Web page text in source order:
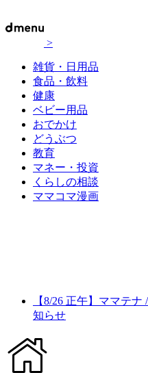
>
雑貨・日用品
食品・飲料
健康
ベビー用品
おでかけ
どうぶつ
教育
マネー・投資
くらしの相談
ママコマ漫画
【8/26 正午】ママテ
知らせ